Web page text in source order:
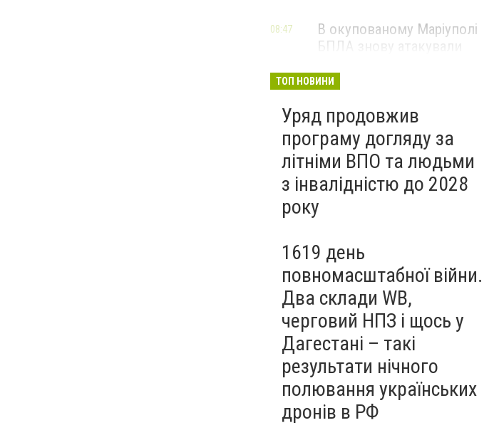
В окупованому Маріуполі
БПЛА знову атакували
— ВІДЕО
08:47
ТОП НОВИНИ
Уряд продовжив
програму догляду за
літніми ВПО та людьми
з інвалідністю до 2028
року
1619 день
повномасштабної війни.
Два склади WB,
черговий НПЗ і щось у
Дагестані – такі
результати нічного
полювання українських
дронів в РФ